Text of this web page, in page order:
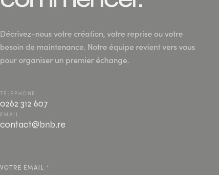
Décrivez-nous votre création, votre reprise ou votre
besoin de maintenance. Notre équipe revient vers vous
pour organiser un premier échange.
TÉLÉPHONE
0262 312 607
EMAIL
contact@bnb.re
VOTRE EMAIL *